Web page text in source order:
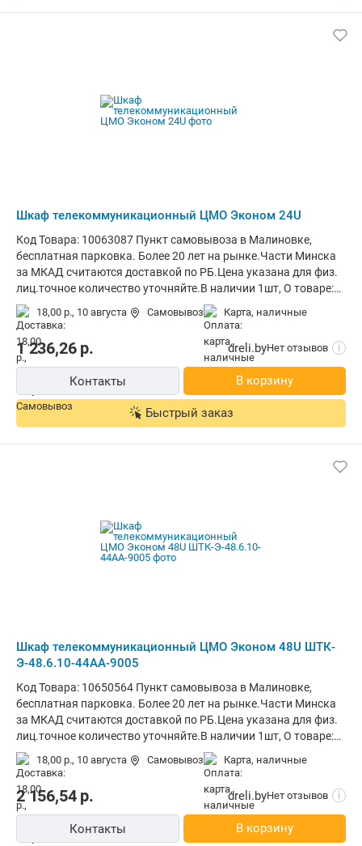
Шкаф телекоммуникационный ЦМО Эконом 24U
Код Товара: 10063087 Пункт самовывоза в Малиновке,
бесплатная парковка. Более 20 лет на рынке.Части Минска
за МКАД считаются доставкой по РБ.Цена указана для физ.
лиц.точное количество уточняйте.В наличии 1шт, О товаре:
установка внутри помещения, монтаж стационарный,
степень защиты IP20, ВхШхГ: 118.7x60x60 см
18,00 р., 10 августа Самовывоз карта, наличные
1 236,26р. dreli.byНет отзывов i
Контакты В корзину
Быстрый заказ
Шкаф телекоммуникационный ЦМО Эконом 48U ШТК-
Э-48.6.10-44АА-9005
Код Товара: 10650564 Пункт самовывоза в Малиновке,
бесплатная парковка. Более 20 лет на рынке.Части Минска
за МКАД считаются доставкой по РБ.Цена указана для физ.
лиц.точное количество уточняйте.В наличии 1шт, О товаре:
установка внутри помещения, монтаж стационарный,
материал щита (ящика): металл, степень защиты IP20,
ВхШхГ: 225.4x60x100 см
18,00 р., 10 августа Самовывоз карта, наличные
2 156,54р. dreli.byНет отзывов i
Контакты В корзину